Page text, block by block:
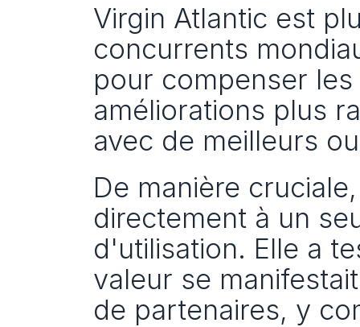
Virgin Atlantic est
concurrents
pour compenser
améliorations plus
avec de meilleurs
De manière
directement à un
d'utilisation. Elle a
valeur se
de partenaires, y